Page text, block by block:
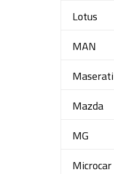
Lotus
MAN
Maserati
Mazda
MG
Microcar